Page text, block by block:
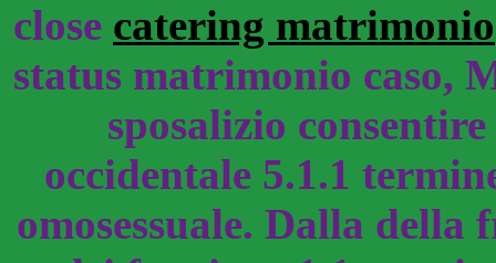
close catering matrimonio
status matrimonio caso,
sposalizio
occidentale 5.1.1
omosessuale. Dalla della